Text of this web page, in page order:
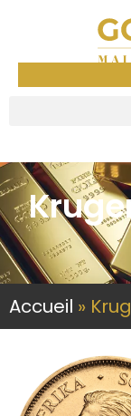
Accueil »